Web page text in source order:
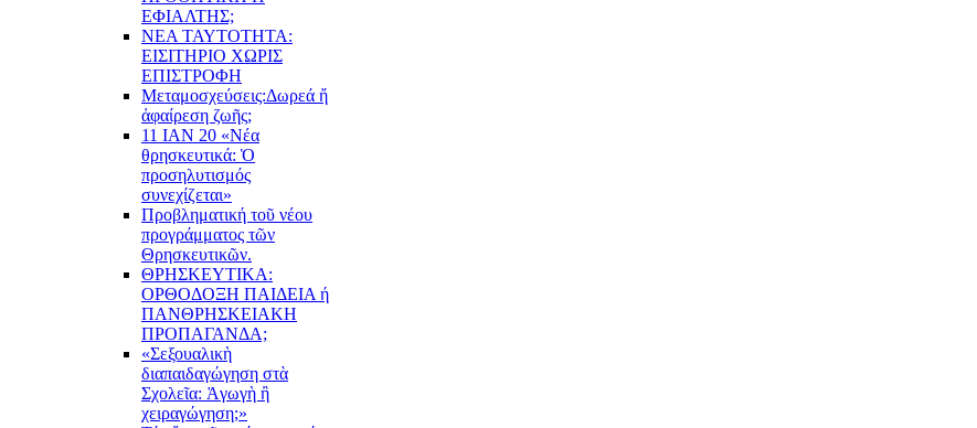
ΕΦΙΑΛΤΗΣ;
ΝΕΑ ΤΑΥΤΟΤΗΤΑ:
ΕΙΣΙΤΗΡΙΟ ΧΩΡΙΣ
ΕΠΙΣΤΡΟΦΗ
Μεταμοσχεύσεις:Δωρεά ἤ
ἀφαίρεση ζωῆς;
11 ΙΑΝ 20 «Νέα
θρησκευτικά: Ὁ
προσηλυτισμός
συνεχίζεται»
Προβληματική τοῦ νέου
προγράμματος τῶν
Θρησκευτικῶν.
ΘΡΗΣΚΕΥΤΙΚΑ:
ΟΡΘΟΔΟΞΗ ΠΑΙΔΕΙΑ ή
ΠΑΝΘΡΗΣΚΕΙΑΚΗ
ΠΡΟΠΑΓΑΝΔΑ;
«Σεξουαλικὴ
διαπαιδαγώγηση στὰ
Σχολεῖα: Ἀγωγὴ ἢ
χειραγώγηση;»